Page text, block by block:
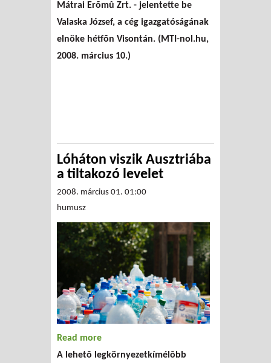
Mátrai Erõmû Zrt. - jelentette be
Valaska József, a cég igazgatóságának
elnöke hétfõn Visontán. (MTI-nol.hu,
2008. március 10.)
Lóháton viszik Ausztriába
a tiltakozó levelet
2008. március 01. 01:00
humusz
Read more
Ausztriába a tiltakozó
A lehetõ legkörnyezetkímélõbb